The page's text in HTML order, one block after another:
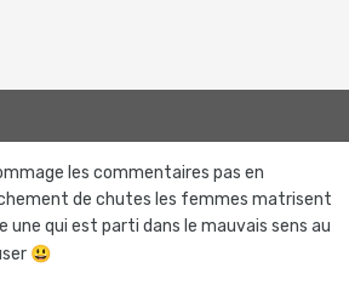
les commentaires pas en
de chutes les femmes matrisent
une qui est parti dans le mauvais sens au
😃